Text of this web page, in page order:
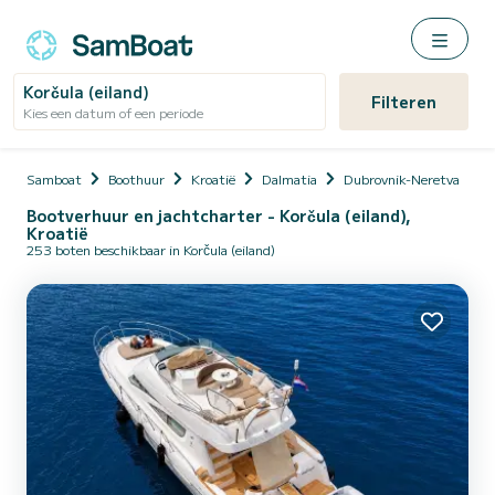
Korčula (eiland)
Kies een datum of een periode Filteren
Samboat Boothuur Kroatië Dalmatia Dubrovnik-Neretva
Bootverhuur en jachtcharter - Korčula (eiland),
Kroatië
253 boten beschikbaar in Korčula (eiland)